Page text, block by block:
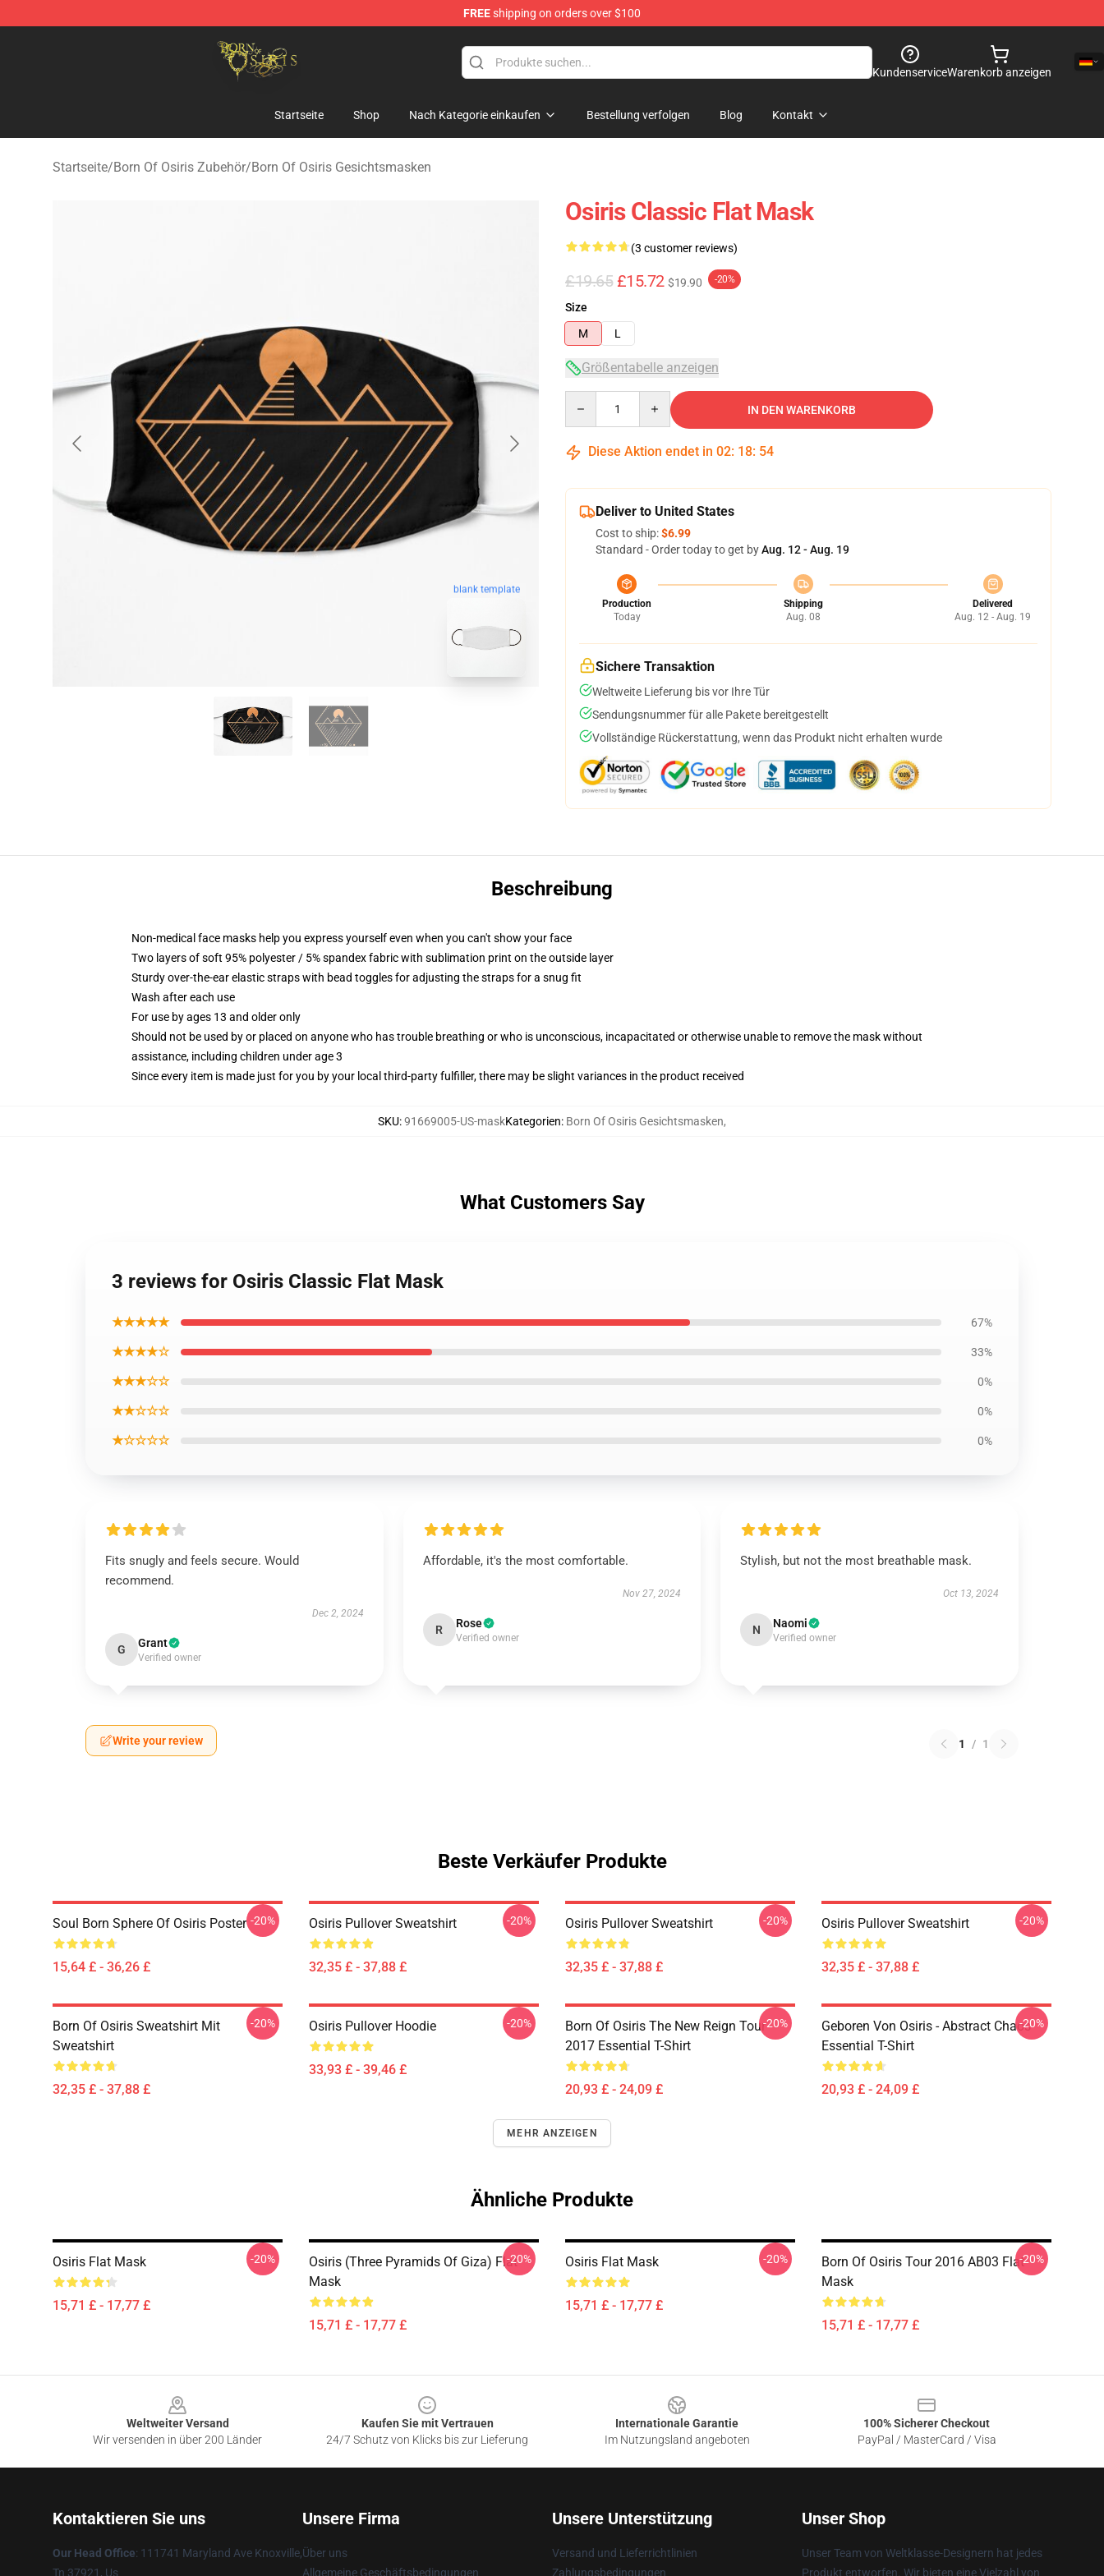
FREEshipping on orders over $100
Born Of Osiris Store - Official Born Of Osiris Merchandise Shop
KundenserviceWarenkorb anzeigen
Startseite Shop Nach Kategorie einkaufen Bestellung verfolgen Blog Kontakt
Startseite/Born Of Osiris Zubehör/Born Of Osiris Gesichtsmasken
blank template
Osiris Classic Flat Mask
(3 customer reviews)
£19.65 £15.72 $19.90 -20%
Size
M
L
Größentabelle anzeigen
IN DEN WARENKORB
Diese Aktion endet in 02: 18: 53
Deliver to United States
Cost to ship:$6.99
Standard - Order today to get byAug. 12 - Aug. 19
Production
Today
Shipping
Aug. 08
Delivered
Aug. 12 - Aug. 19
Sichere Transaktion
Weltweite Lieferung bis vor Ihre Tür
Sendungsnummer für alle Pakete bereitgestellt
Vollständige Rückerstattung, wenn das Produkt nicht erhalten wurde
Beschreibung
Non-medical face masks help you express yourself even when you can't show your face
Two layers of soft 95% polyester / 5% spandex fabric with sublimation print on the outside layer
Sturdy over-the-ear elastic straps with bead toggles for adjusting the straps for a snug fit
Wash after each use
For use by ages 13 and older only
Should not be used by or placed on anyone who has trouble breathing or who is unconscious, incapacitated or otherwise unable to remove the mask without
assistance, including children under age 3
Since every item is made just for you by your local third-party fulfiller, there may be slight variances in the product received
SKU:91669005-US-maskKategorien: Born Of Osiris Gesichtsmasken,
What Customers Say
3 reviews for Osiris Classic Flat Mask
★★★★★ 67%
★★★★☆ 33%
★★★☆☆ 0%
★★☆☆☆ 0%
★☆☆☆☆ 0%
Fits snugly and feels secure. Would
recommend.
Dec 2, 2024
G Grant
Verified owner
Affordable, it's the most comfortable.
Nov 27, 2024
R Rose
Verified owner
Stylish, but not the most breathable mask.
Oct 13, 2024
N Naomi
Verified owner
Write your review 1 / 1
Beste Verkäufer Produkte
Soul Born Sphere Of Osiris Poster
15,64 £ - 36,26 £
-20% Osiris Pullover Sweatshirt
32,35 £ - 37,88 £
-20% Osiris Pullover Sweatshirt
32,35 £ - 37,88 £
-20% Osiris Pullover Sweatshirt
32,35 £ - 37,88 £
-20%
Born Of Osiris Sweatshirt Mit
Sweatshirt
32,35 £ - 37,88 £
-20% Osiris Pullover Hoodie
33,93 £ - 39,46 £
-20%
Born Of Osiris The New Reign Tour
2017 Essential T-Shirt
20,93 £ - 24,09 £
-20%
Geboren Von Osiris - Abstract Chaos
Essential T-Shirt
20,93 £ - 24,09 £
-20%
MEHR ANZEIGEN
Ähnliche Produkte
Osiris Flat Mask
15,71 £ - 17,77 £
-20%
Osiris (three Pyramids Of Giza) Flat
Mask
15,71 £ - 17,77 £
-20% Osiris Flat Mask
15,71 £ - 17,77 £
-20%
Born Of Osiris Tour 2016 AB03 Flat
Mask
15,71 £ - 17,77 £
-20%
Weltweiter Versand
Wir versenden in über 200 Länder
Kaufen Sie mit Vertrauen
24/7 Schutz von Klicks bis zur Lieferung
Internationale Garantie
Im Nutzungsland angeboten
100% Sicherer Checkout
PayPal / MasterCard / Visa
Kontaktieren Sie uns
Our Head Office: 111741 Maryland Ave Knoxville,
Tn 37921, Us
Unsere Firma
Über uns
Allgemeine Geschäftsbedingungen
Unsere Unterstützung
Versand und Lieferrichtlinien
Zahlungsbedingungen
Unser Shop
Unser Team von Weltklasse-Designern hat jedes
Produkt entworfen. Wir bieten eine Vielzahl von